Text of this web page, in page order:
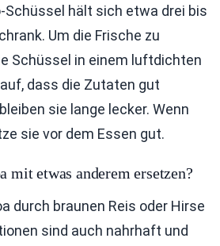
Schüssel hält sich etwa drei bis
Um die Frische zu
Schüssel in einem luftdichten
dass die Zutaten gut
sie lange lecker. Wenn
sie vor dem Essen gut.
mit etwas anderem ersetzen?
durch braunen Reis oder Hirse
sind auch nahrhaft und